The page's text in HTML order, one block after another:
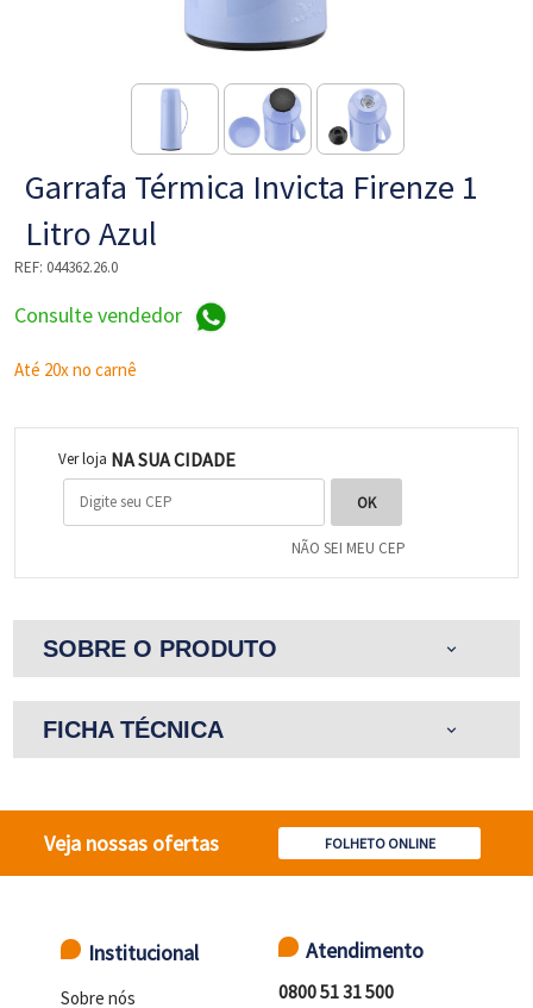
Garrafa Térmica Invicta Firenze 1
Litro Azul
REF: 044362.26.0
Consulte vendedor
Até 20x no carnê
Ver loja NA SUA CIDADE
NÃO SEI MEU CEP
SOBRE O PRODUTO expand_more
FICHA TÉCNICA expand_more
Veja nossas ofertas FOLHETO ONLINE
Institucional
Sobre nós
Atendimento
0800 51 31 500